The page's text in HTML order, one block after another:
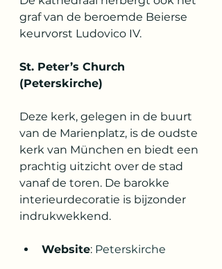
graf van de beroemde Beierse
keurvorst Ludovico IV.
St. Peter’s Church
(Peterskirche)
Deze kerk, gelegen in de buurt
van de Marienplatz, is de oudste
kerk van München en biedt een
prachtig uitzicht over de stad
vanaf de toren. De barokke
interieurdecoratie is bijzonder
indrukwekkend.
Website: Peterskirche